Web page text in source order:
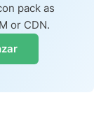
pack as
or CDN.